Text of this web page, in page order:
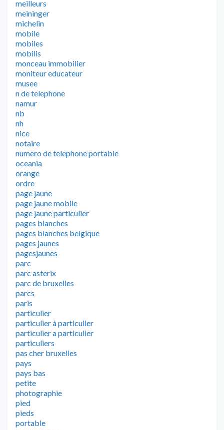
meilleurs
meininger
michelin
mobile
mobiles
mobilis
monceau immobilier
moniteur educateur
musee
n de telephone
namur
nb
nh
nice
notaire
numero de telephone portable
oceania
orange
ordre
page jaune
page jaune mobile
page jaune particulier
pages blanches
pages blanches belgique
pages jaunes
pagesjaunes
parc
parc asterix
parc de bruxelles
parcs
paris
particulier
particulier à particulier
particulier a particulier
particuliers
pas cher bruxelles
pays
pays bas
petite
photographie
pied
pieds
portable